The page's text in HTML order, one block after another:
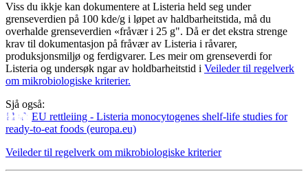
Viss du ikkje kan dokumentere at Listeria held seg under
grenseverdien på 100 kde/g i løpet av haldbarheitstida, må du
overhalde grenseverdien «fråvær i 25 g". Då er det ekstra strenge
krav til dokumentasjon på fråvær av Listeria i råvarer,
produksjonsmiljø og ferdigvarer. Les meir om grenseverdi for
Listeria og undersøk ngar av holdbarheitstid i Veileder til regelverk
om mikrobiologiske kriterier.
Sjå også:
EU rettleiing - Listeria monocytogenes shelf-life studies for
ready-to-eat foods (europa.eu)
Veileder til regelverk om mikrobiologiske kriterier